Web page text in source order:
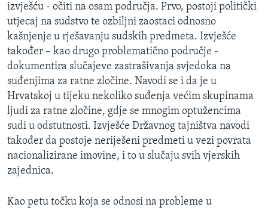
MAGAZIN
O GLASU AMERIKE
Learning English
PRATITE NAS
Jezici
izvješću - očiti na osam područja. Prvo, postoji politički
utjecaj na sudstvo te ozbiljni zaostaci odnosno
kašnjenje u rješavanju sudskih predmeta. Izvješće
također – kao drugo problematično područje -
dokumentira slučajeve zastrašivanja svjedoka na
suđenjima za ratne zločine. Navodi se i da je u
Hrvatskoj u tijeku nekoliko suđenja većim skupinama
ljudi za ratne zločine, gdje se mnogim optužencima
sudi u odstutnosti. Izvješće Državnog tajništva navodi
također da postoje neriješeni predmeti u vezi povrata
nacionalizirane imovine, i to u slučaju svih vjerskih
zajednica.
Kao petu točku koja se odnosi na probleme u